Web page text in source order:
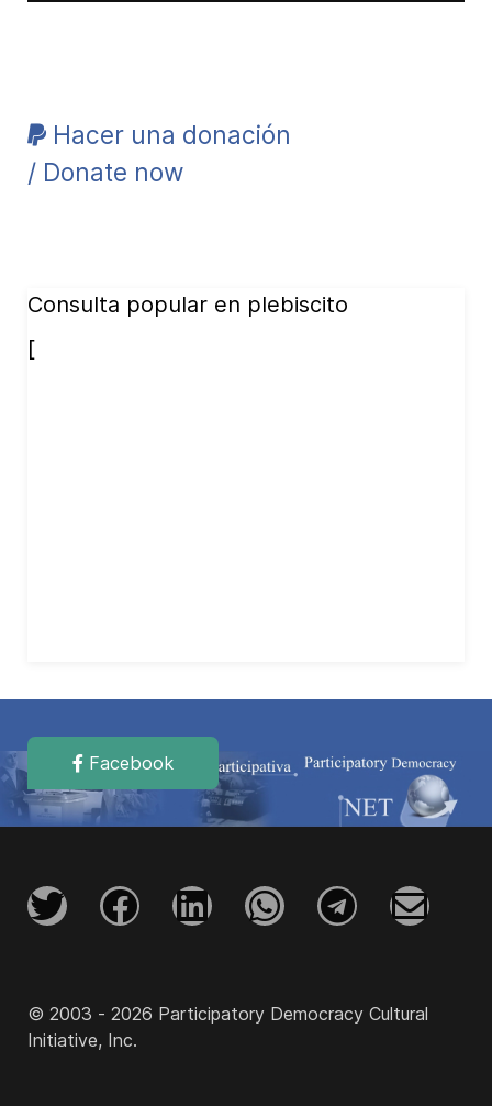
Hacer una donación
/ Donate now
Consulta popular en plebiscito
[
Facebook
© 2003 - 2026 Participatory Democracy Cultural
Initiative, Inc.